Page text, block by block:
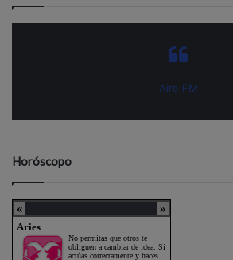
Aire FM
Horóscopo